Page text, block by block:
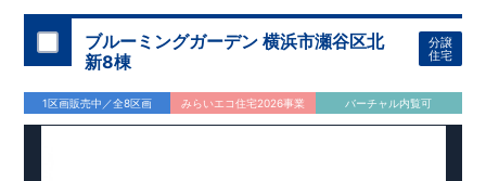
・設計、施工、営業が互いに協力しあい、最良のプランを提供
いたします。
・不要な中間マージンを抑えることで、コストダウンに努めて
います。
ブルーミングガーデン 横浜市瀬谷区北
新8棟
分譲
住宅
1区画販売中／全8区画 みらいエコ住宅2026事業 バーチャル内覧可